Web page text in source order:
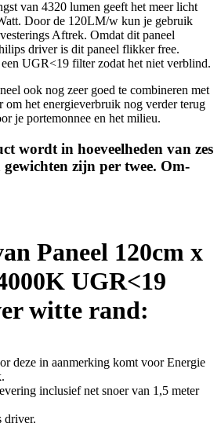
van 4320 lumen geeft het meer licht
Door de 120LM/w kun je gebruik
Aftrek. Omdat dit paneel
driver is dit paneel flikker free.
UGR<19 filter zodat het niet verblind.
ook nog zeer goed te combineren met
om het energieverbruik nog verder terug
je portemonnee en het milieu.
wordt in hoeveelheden van zes
zijn per twee. Om-
Paneel 120cm x
UGR<19
witte rand:
deze in aanmerking komt voor Energie
inclusief net snoer van 1,5 meter
driver.